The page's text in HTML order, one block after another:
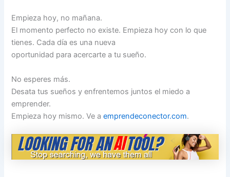
Empieza hoy, no mañana.
El momento perfecto no existe. Empieza hoy con lo que
tienes. Cada día es una nueva
oportunidad para acercarte a tu sueño.
No esperes más.
Desata tus sueños y enfrentemos juntos el miedo a
emprender.
Empieza hoy mismo. Ve aemprendeconector.com.